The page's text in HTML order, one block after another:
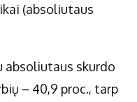
(absoliutaus
absoliutaus skurdo
– 40,9 proc., tarp